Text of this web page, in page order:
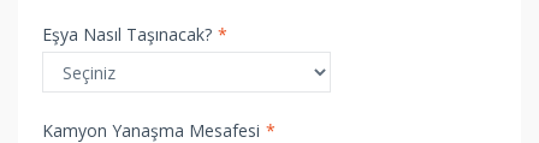
Eşya Nasıl Taşınacak? *
Kamyon Yanaşma Mesafesi *